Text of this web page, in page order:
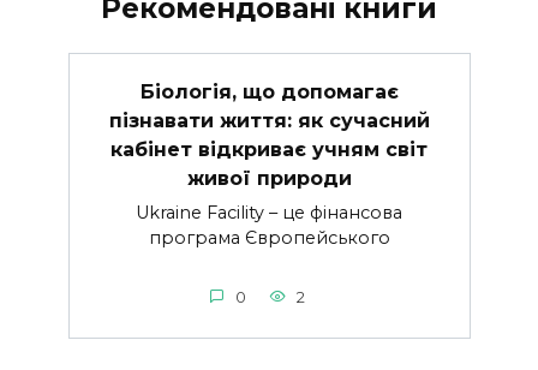
Рекомендовані книги
Біологія, що допомагає
пізнавати життя: як сучасний
кабінет відкриває учням світ
живої природи
Ukraine Facility – це фінансова
програма Європейського
0 2